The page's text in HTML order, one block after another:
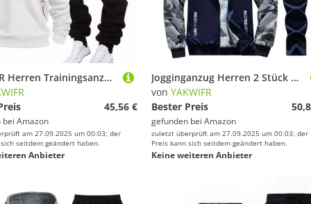
YAKWIFR Herren Trainingsanzug - 2 Teiliges - Hoodies Und Hose - Mit Taschen Und Reißverschluss - Sport Fitness Gym Jogginganzuge - Halloween/Weihnachten/GeschenkWhite,2XL
45,56 €
bei Amazon
am 27.09.2025 um 00:03; der
seitdem geändert haben.
Anbieter
Jogginganzug Herren 2 Stück Winter Fleece Trainingsanzug Set Sportanzug Kapuzenjacke Mit Reißverschluss Und Jogginghose Y2K Hip Hop Streetwear Blue,L
von YAKWIFR
Bester Preis
gefunden bei Amazon
zuletzt überprüft am 27.09.2025 um 00:03; der
Preis kann sich seitdem geändert haben.
Keine weiteren Anbieter